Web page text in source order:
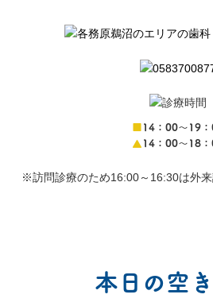
■14：00〜19
▲14：00〜18
※訪問診療のため16:00～16:30は外
本日の空